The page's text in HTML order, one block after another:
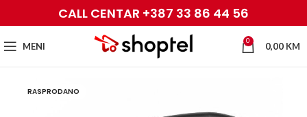
CALL CENTAR +387 33 86 44 56
MENI 0 0,00 KM
RASPRODANO